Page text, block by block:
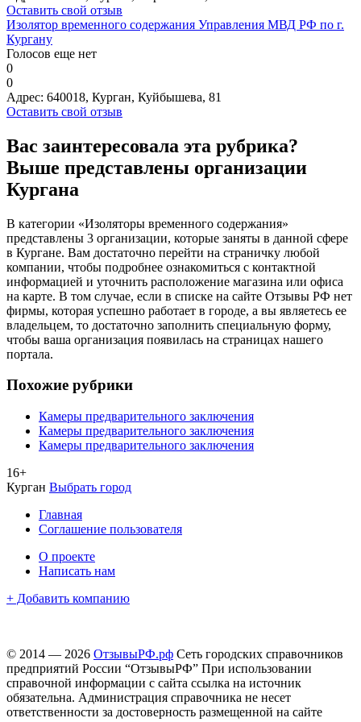
Оставить свой отзыв
Изолятор временного содержания Управления МВД РФ по г.
Кургану
Голосов еще нет
0
0
Адрес: 640018, Курган, Куйбышева, 81
Оставить свой отзыв
Вас заинтересовала эта рубрика?
Выше представлены организации
Кургана
В категории «Изоляторы временного содержания»
представлены 3 организации, которые заняты в данной сфере
в Кургане. Вам достаточно перейти на страничку любой
компании, чтобы подробнее ознакомиться с контактной
информацией и уточнить расположение магазина или офиса
на карте. В том случае, если в списке на сайте Отзывы РФ нет
фирмы, которая успешно работает в городе, а вы являетесь ее
владельцем, то достаточно заполнить специальную форму,
чтобы ваша организация появилась на страницах нашего
портала.
Похожие рубрики
Камеры предварительного заключения
Камеры предварительного заключения
Камеры предварительного заключения
16+
Курган Выбрать город
Главная
Соглашение пользователя
О проекте
Написать нам
+ Добавить компанию
© 2014 — 2026 ОтзывыРФ.рф Сеть городских справочников
предприятий России “ОтзывыРФ” При использовании
справочной информации с сайта ссылка на источник
обязательна. Администрация справочника не несет
ответственности за достоверность размещенной на сайте